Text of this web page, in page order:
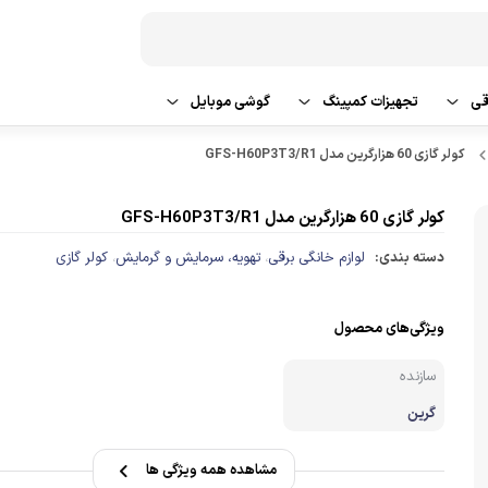
شو و نظافت
و گرمایش
تجهیزات کمپینگ
تراول ماگ
گوشی موبایل
گوشی سامسونگ
گوشی شیائومی
گوشی اپل
کولر گازی 60 هزارگرین مدل GFS-H60P3T3/R1
کولر گازی 60 هزارگرین مدل GFS-H60P3T3/R1
دسته بندی: لوازم خانگی برقی،تهویه، سرمایش و گرمایش،کولر گازی
ویژگی‌های محصول
سازنده
گرین
مشاهده همه ویژگی ها